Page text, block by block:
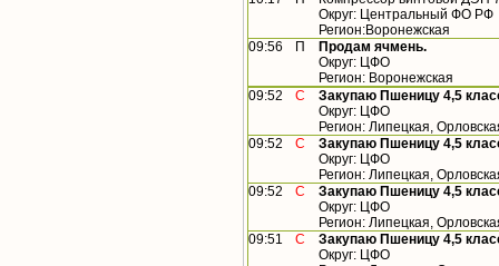
Округ: Центральный ФО РФ
Регион:Воронежская
09:56
П
Продам ячмень.
Округ: ЦФО
Регион: Воронежская
09:52
С
Закупаю Пшеницу 4,5
Округ: ЦФО
Регион: Липецкая,
09:52
С
Закупаю Пшеницу 4,5
Округ: ЦФО
Регион: Липецкая,
09:52
С
Закупаю Пшеницу 4,5
Округ: ЦФО
Регион: Липецкая,
09:51
С
Закупаю Пшеницу 4,5
Округ: ЦФО